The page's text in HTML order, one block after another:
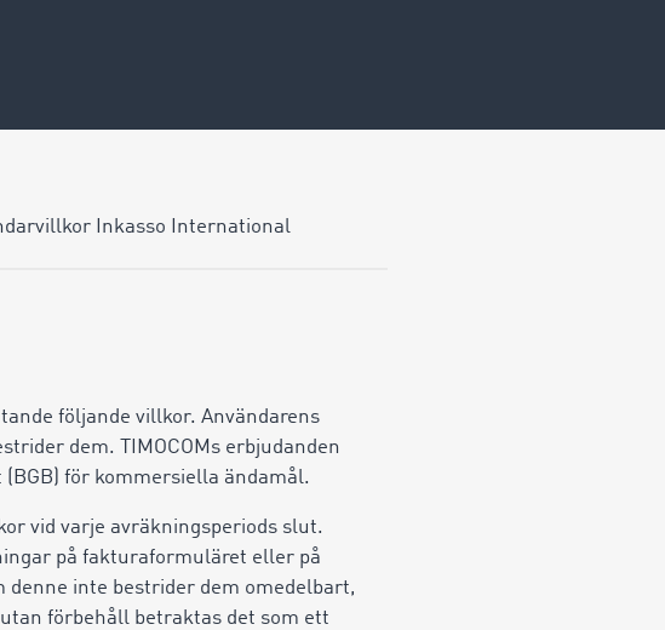
Inkasso International
följande villkor. Användarens
dem. TIMOCOMs erbjudanden
för kommersiella ändamål.
vid varje avräkningsperiods slut.
på fakturaformuläret eller på
denne inte bestrider dem omedelbart,
förbehåll betraktas det som ett